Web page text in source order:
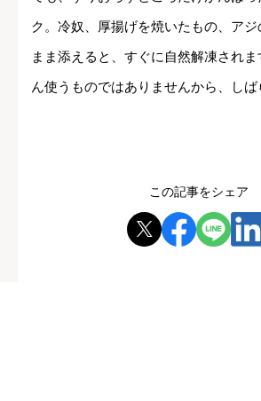
ク。冷奴、厚揚げを焼いたもの、ア
まま添えると、すぐに自然解凍され
ん使うものではありませんから、しば
この記事をシェア